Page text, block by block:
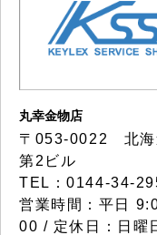
丸幸金物店
〒053-0022 北海
第2ビル
TEL：0144-34-
営業時間：平日
00 / 定休日：日曜